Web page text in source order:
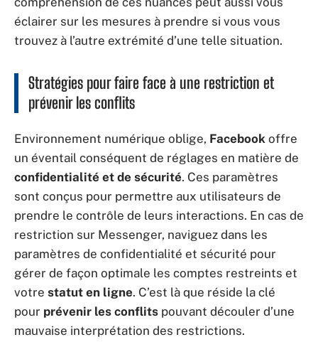
éclairer sur les mesures à prendre si vous vous
trouvez à l’autre extrémité d’une telle situation.
Stratégies pour faire face à une restriction et
prévenir les conflits
Environnement numérique oblige, Facebook offre
un éventail conséquent de réglages en matière de
confidentialité et de sécurité. Ces paramètres
sont conçus pour permettre aux utilisateurs de
prendre le contrôle de leurs interactions. En cas de
restriction sur Messenger, naviguez dans les
paramètres de confidentialité et sécurité pour
gérer de façon optimale les comptes restreints et
votre statut en ligne. C’est là que réside la clé
pour prévenir les conflits pouvant découler d’une
mauvaise interprétation des restrictions.